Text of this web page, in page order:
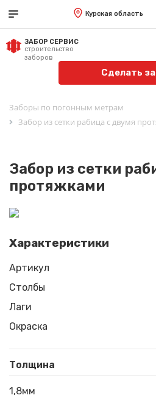
Курская область
ЗАБОР СЕРВИС
строительство
заборов
Сделать
Заборы по погонным метрам
Забор из сетки рабица с двумя
Забор из сетки
протяжками
Характеристики
Артикул
Столбы
Лаги
Окраска
Толщина
1,8мм